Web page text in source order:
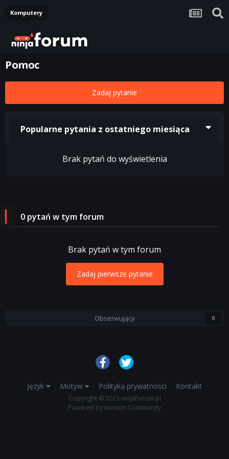
Komputery
Pomoc
Zadaj pytanie
Popularne pytania z ostatniego miesiąca
Brak pytań do wyświetlenia
0 pytań w tym forum
Brak pytań w tym forum
Zadaj pierwsze pytanie
Obserwujący 0
Język Motyw Polityka prywatności Kontakt
Copyright © 2023 ninjaForum.pl
Powered by Invision Community